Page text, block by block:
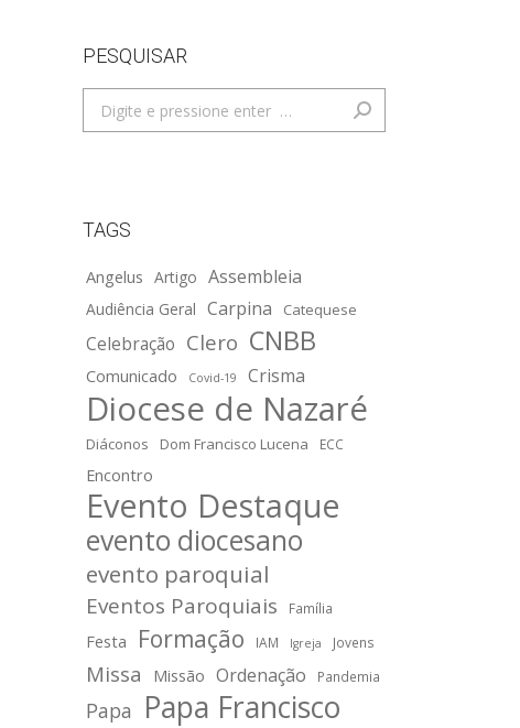
PESQUISAR
Search:
TAGS
Angelus Artigo Assembleia
Audiência Geral Carpina Catequese
Celebração Clero CNBB
Comunicado Covid-19 Crisma
Diocese de Nazaré
Diáconos Dom Francisco Lucena ECC
Encontro
Evento Destaque
evento diocesano
evento paroquial
Eventos Paroquiais Família
Festa Formação IAM Igreja Jovens
Missa Missão Ordenação Pandemia
Papa Papa Francisco